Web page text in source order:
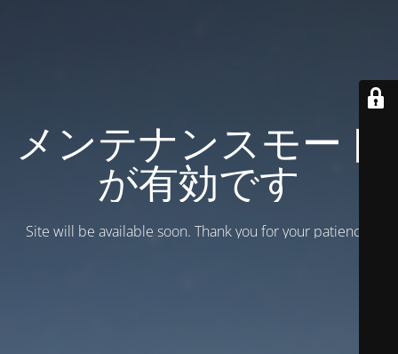
メンテナンスモード
が有効です
Site will be available soon. Thank you for your patience!